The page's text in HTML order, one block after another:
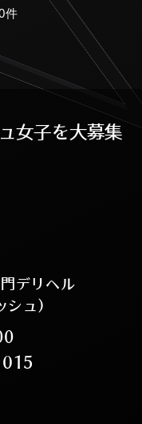
件
ュ女子を大募集
デリヘル
シュ)